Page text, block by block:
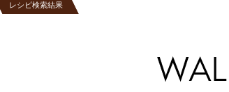
レシピ検索結果